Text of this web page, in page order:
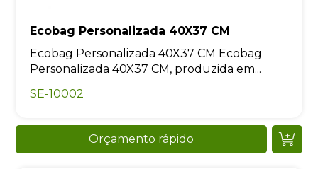
Ecobag Personalizada 40X37 CM
Ecobag Personalizada 40X37 CM Ecobag
Personalizada 40X37 CM, produzida em...
SE-10002
Orçamento rápido